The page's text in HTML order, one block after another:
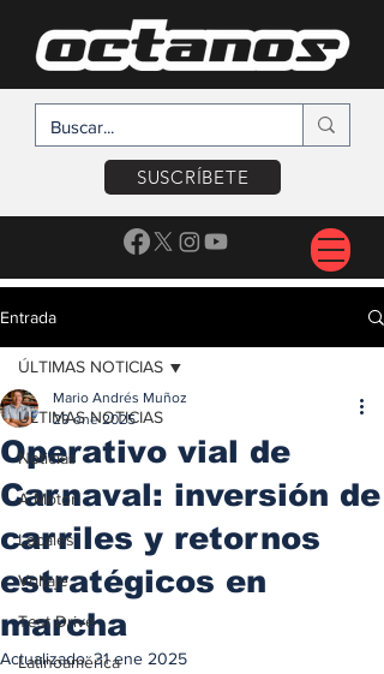
SUSCRÍBETE
Entrada
ÚLTIMAS NOTICIAS
Noticias
A Motor
Locales
Voltaje
Test Drive
Latinoamérica
ÚLTIMAS NOTICIAS
Operativo vial de
Carnaval: inversión de
carriles y retornos
estratégicos en
marcha
Mario Andrés Muñoz
29 ene 2025
Actualizado:31 ene 2025